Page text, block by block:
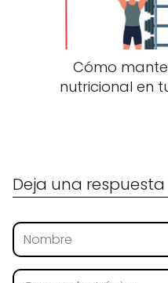
Cómo
nutricional en
Deja una respuesta